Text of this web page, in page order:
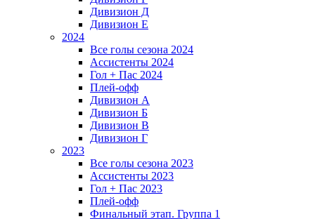
Дивизион Д
Дивизион Е
2024
Все голы сезона 2024
Ассистенты 2024
Гол + Пас 2024
Плей-офф
Дивизион A
Дивизион Б
Дивизион В
Дивизион Г
2023
Все голы сезона 2023
Ассистенты 2023
Гол + Пас 2023
Плей-офф
Финальный этап. Группа 1